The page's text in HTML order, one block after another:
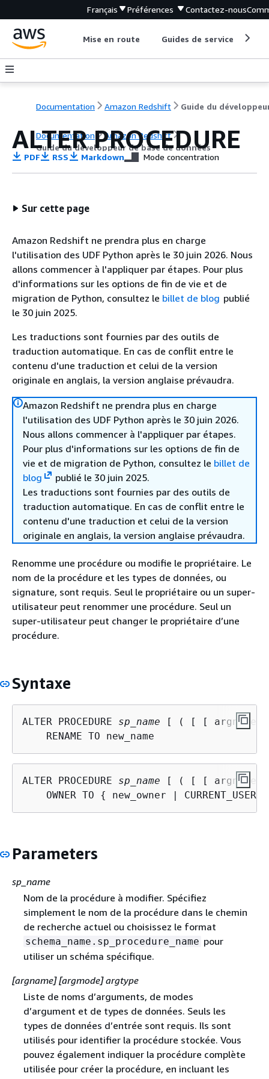
Français Préférences Contactez-nous
Mise en route Guides de service
Documentation Amazon Redshift
Documentation
Amazon Redshift
Guide du développeur de base de données
ALTER PROCEDURE
PDF RSS Markdown Mode concentration
Sur cette page
Amazon Redshift ne prendra plus en charge
l'utilisation des UDF Python après le 30 juin 2026. Nous
allons commencer à l'appliquer par étapes. Pour plus
d'informations sur les options de fin de vie et de
migration de Python, consultez le billet de blog publié
le 30 juin 2025.
Les traductions sont fournies par des outils de
traduction automatique. En cas de conflit entre le
contenu d'une traduction et celui de la version
originale en anglais, la version anglaise prévaudra.
Amazon Redshift ne prendra plus en charge
l'utilisation des UDF Python après le 30 juin 2026.
Nous allons commencer à l'appliquer par étapes.
Pour plus d'informations sur les options de fin de
vie et de migration de Python, consultez le billet de
blog
publié le 30 juin 2025.
Les traductions sont fournies par des outils de
traduction automatique. En cas de conflit entre le
contenu d'une traduction et celui de la version
originale en anglais, la version anglaise prévaudra.
Renomme une procédure ou modifie le propriétaire. Le
nom de la procédure et les types de données, ou
signature, sont requis. Seul le propriétaire ou un super-
utilisateur peut renommer une procédure. Seul un
super-utilisateur peut changer le propriétaire d’une
procédure.
Syntaxe
ALTER PROCEDURE sp_name [ ( [ [ argname
ALTER PROCEDURE sp_name [ ( [ [ argname
    OWNER TO
{
Parameters
sp_name
Nom de la procédure à modifier. Spécifiez
simplement le nom de la procédure dans le chemin
de recherche actuel ou choisissez le format
schema_name.sp_procedure_name pour
utiliser un schéma spécifique.
[argname] [argmode] argtype
Liste de noms d’arguments, de modes
d’argument et de types de données. Seuls les
types de données d’entrée sont requis. Ils sont
utilisés pour identifier la procédure stockée. Vous
pouvez également indiquer la procédure complète
utilisée pour créer la procédure, en incluant les